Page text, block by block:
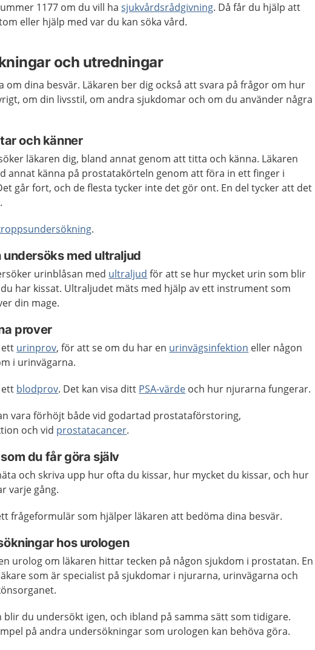
1177 om du vill hasjukvårdsrådgivning. Då får du hjälp att
eller hjälp med var du kan söka vård.
och utredningar
om dina besvär. Läkaren ber dig också att svara på frågor om hur
om din livsstil, om andra sjukdomar och om du använder några
och känner
läkaren dig, bland annat genom att titta och känna. Läkaren
annat känna på prostatakörteln genom att föra in ett finger i
går fort, och de flesta tycker inte det gör ont. En del tycker att det
.
undersöks med ultraljud
urinblåsan med ultraljud för att se hur mycket urin som blir
har kissat. Ultraljudet mäts med hjälp av ett instrument som
din mage.
prover
ett urinprov, för att se om du har en urinvägsinfektion eller någon
i urinvägarna.
ett blodprov. Det kan visa ditt PSA-värde och hur njurarna fungerar.
vara förhöjt både vid godartad prostataförstoring,
och vid prostatacancer.
du får göra själv
och skriva upp hur ofta du kissar, hur mycket du kissar, och hur
varje gång.
frågeformulär som hjälper läkaren att bedöma dina besvär.
hos urologen
urolog om läkaren hittar tecken på någon sjukdom i prostatan. En
som är specialist på sjukdomar i njurarna, urinvägarna och
blir du undersökt igen, och ibland på samma sätt som tidigare.
på andra undersökningar som urologen kan behöva göra.